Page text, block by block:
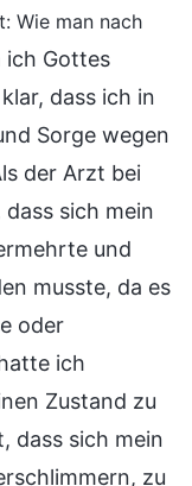
Wie man nach
ich Gottes
dass ich in
Sorge wegen
der Arzt bei
sich mein
und
musste, da es
oder
ich
Zustand zu
dass sich mein
zu